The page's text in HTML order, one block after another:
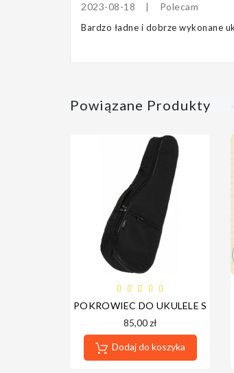
2023-08-18 Polecam
Bardzo ładne i dobrze wykonane
Powiązane Produkty
POKROWIEC DO UKULELE
85,00 zł
Dodaj do koszyka